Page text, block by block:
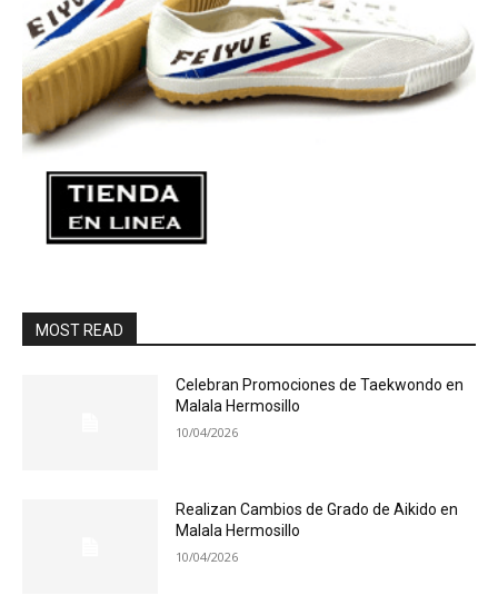
MOST READ
Celebran Promociones de Taekwondo en
Malala Hermosillo
10/04/2026
Realizan Cambios de Grado de Aikido en
Malala Hermosillo
10/04/2026